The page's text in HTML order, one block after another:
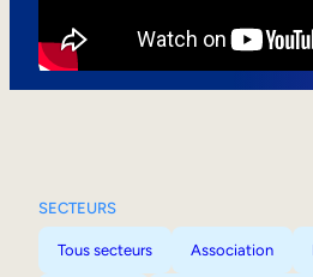
SECTEURS
Tous secteurs Association